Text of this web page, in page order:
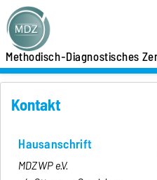
Methodisch-Diagnostisches
Kontakt
Hausanschrift
MDZWP e.V.